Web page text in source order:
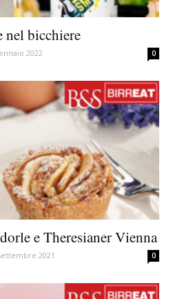
nel bicchiere
2022 0
e Theresianer Vienna
2021 0